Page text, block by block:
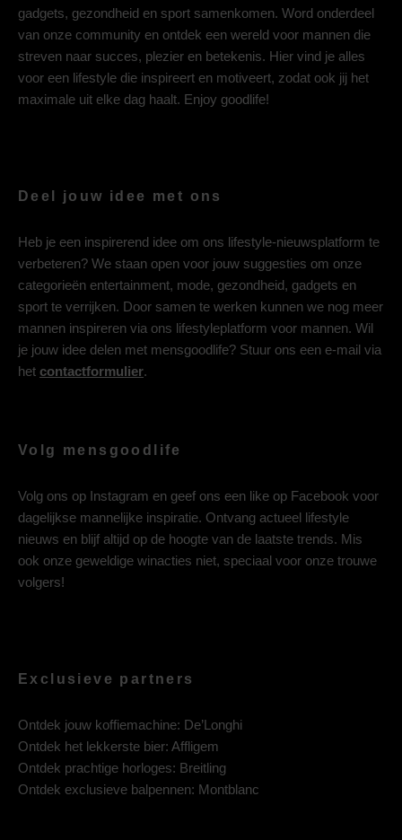
gadgets, gezondheid en sport samenkomen. Word onderdeel
van onze community en ontdek een wereld voor mannen die
streven naar succes, plezier en betekenis. Hier vind je alles
voor een lifestyle die inspireert en motiveert, zodat ook jij het
maximale uit elke dag haalt. Enjoy goodlife!
Deel jouw idee met ons
Heb je een inspirerend idee om ons lifestyle-nieuwsplatform te
verbeteren? We staan open voor jouw suggesties om onze
categorieën entertainment, mode, gezondheid, gadgets en
sport te verrijken. Door samen te werken kunnen we nog meer
mannen inspireren via ons lifestyleplatform voor mannen. Wil
je jouw idee delen met mensgoodlife? Stuur ons een e-mail via
het contactformulier.
Volg mensgoodlife
Volg ons op Instagram en geef ons een like op Facebook voor
dagelijkse mannelijke inspiratie. Ontvang actueel lifestyle
nieuws en blijf altijd op de hoogte van de laatste trends. Mis
ook onze geweldige winacties niet, speciaal voor onze trouwe
volgers!
Exclusieve partners
Ontdek jouw koffiemachine: De’Longhi
Ontdek het lekkerste bier: Affligem
Ontdek prachtige horloges: Breitling
Ontdek exclusieve balpennen: Montblanc